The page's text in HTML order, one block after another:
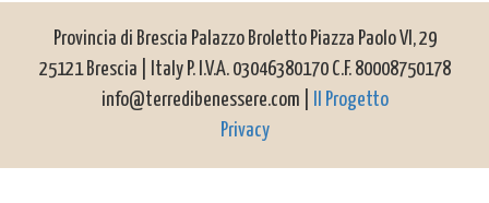
Provincia di Brescia Palazzo Broletto Piazza Paolo VI, 29
25121 Brescia | Italy P. I.V.A. 03046380170 C.F. 80008750178
info@terredibenessere.com |
Il Progetto
Privacy